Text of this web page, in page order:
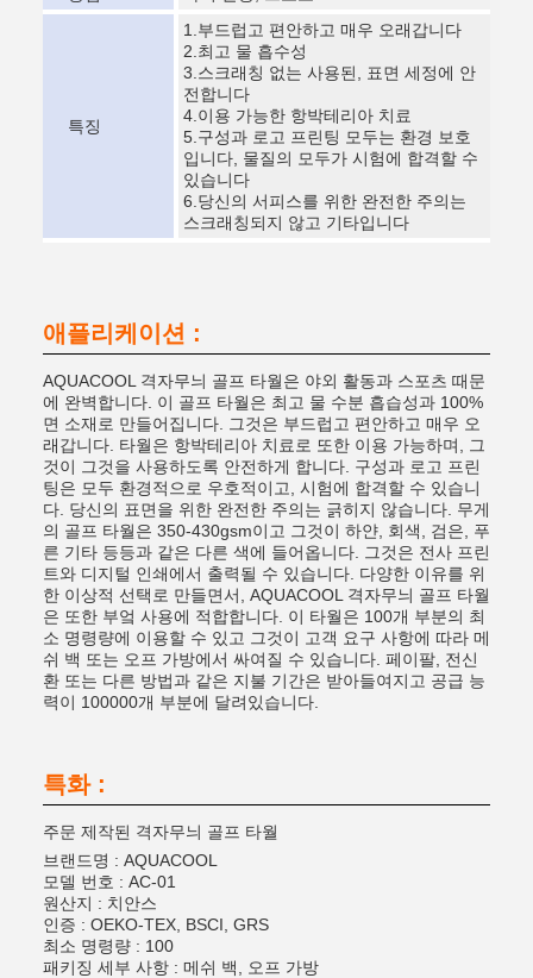
특징
1.부드럽고 편안하고 매우 오래갑니다
2.최고 물 흡수성
3.스크래칭 없는 사용된, 표면 세정에 안
전합니다
4.이용 가능한 항박테리아 치료
5.구성과 로고 프린팅 모두는 환경 보호
입니다, 물질의 모두가 시험에 합격할 수
있습니다
6.당신의 서피스를 위한 완전한 주의는
스크래칭되지 않고 기타입니다
애플리케이션 :
AQUACOOL 격자무늬 골프 타월은 야외 활동과 스포츠 때문
에 완벽합니다. 이 골프 타월은 최고 물 수분 흡습성과 100%
면 소재로 만들어집니다. 그것은 부드럽고 편안하고 매우 오
래갑니다. 타월은 항박테리아 치료로 또한 이용 가능하며, 그
것이 그것을 사용하도록 안전하게 합니다. 구성과 로고 프린
팅은 모두 환경적으로 우호적이고, 시험에 합격할 수 있습니
다. 당신의 표면을 위한 완전한 주의는 긁히지 않습니다. 무게
의 골프 타월은 350-430gsm이고 그것이 하얀, 회색, 검은, 푸
른 기타 등등과 같은 다른 색에 들어옵니다. 그것은 전사 프린
트와 디지털 인쇄에서 출력될 수 있습니다. 다양한 이유를 위
한 이상적 선택로 만들면서, AQUACOOL 격자무늬 골프 타월
은 또한 부엌 사용에 적합합니다. 이 타월은 100개 부분의 최
소 명령량에 이용할 수 있고 그것이 고객 요구 사항에 따라 메
쉬 백 또는 오프 가방에서 싸여질 수 있습니다. 페이팔, 전신
환 또는 다른 방법과 같은 지불 기간은 받아들여지고 공급 능
력이 100000개 부분에 달려있습니다.
특화 :
주문 제작된 격자무늬 골프 타월
브랜드명 : AQUACOOL
모델 번호 : AC-01
원산지 : 치안스
인증 : OEKO-TEX, BSCI, GRS
최소 명령량 : 100
패키징 세부 사항 : 메쉬 백, 오프 가방